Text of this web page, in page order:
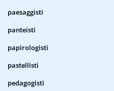
paesaggisti
panteisti
papirologisti
pastellisti
pedagogisti